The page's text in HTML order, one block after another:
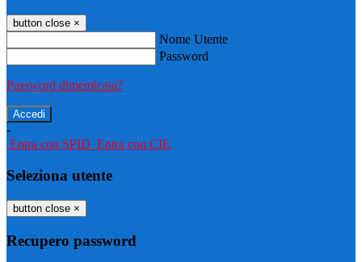
button close ×
Nome Utente
Password
Password dimenticata?
-
Entra con SPID Entra con CIE
Seleziona utente
button close ×
Recupero password